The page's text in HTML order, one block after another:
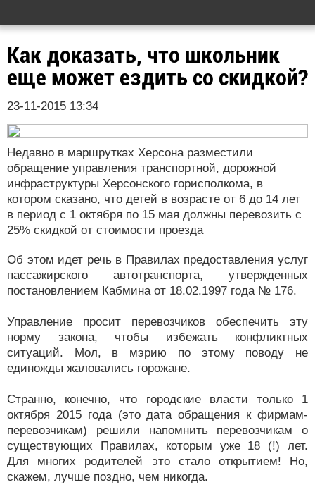
Как доказать, что школьник
еще может ездить со скидкой?
23-11-2015 13:34
Недавно в маршрутках Херсона разместили
обращение управления транспортной, дорожной
инфраструктуры Херсонского горисполкома, в
котором сказано, что детей в возрасте от 6 до 14 лет
в период с 1 октября по 15 мая должны перевозить с
25% скидкой от стоимости проезда
Об этом идет речь в Правилах предоставления услуг
пассажирского автотранспорта, утвержденных
постановлением Кабмина от 18.02.1997 года № 176.
Управление просит перевозчиков обеспечить эту
норму закона, чтобы избежать конфликтных
ситуаций. Мол, в мэрию по этому поводу не
единожды жаловались горожане.
Странно, конечно, что городские власти только 1
октября 2015 года (это дата обращения к фирмам-
перевозчикам) решили напомнить перевозчикам о
существующих Правилах, которым уже 18 (!) лет.
Для многих родителей это стало открытием! Но,
скажем, лучше поздно, чем никогда.